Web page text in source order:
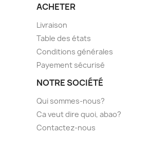
ACHETER
Livraison
Table des états
Conditions générales
Payement sécurisé
NOTRE SOCIÉTÉ
Qui sommes-nous?
Ca veut dire quoi, abao?
Contactez-nous